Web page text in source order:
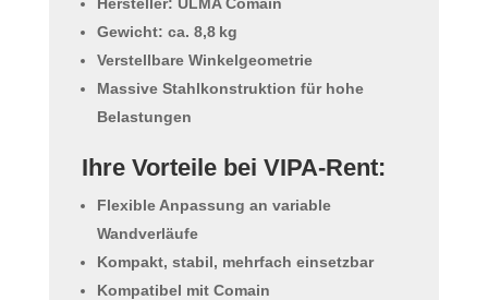
Gewicht: ca. 8,8 kg
Verstellbare Winkelgeometrie
Massive Stahlkonstruktion für hohe
Belastungen
Ihre Vorteile bei VIPA-Rent:
Flexible Anpassung an variable
Wandverläufe
Kompakt, stabil, mehrfach einsetzbar
Kompatibel mit Comain